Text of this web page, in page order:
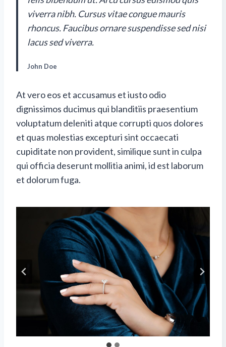
viverra nibh. Cursus vitae congue mauris
rhoncus. Faucibus ornare suspendisse sed nisi
lacus sed viverra.
John Doe
At vero eos et accusamus et iusto odio
dignissimos ducimus qui blanditiis praesentium
voluptatum deleniti atque corrupti quos dolores
et quas molestias excepturi sint occaecati
cupiditate non provident, similique sunt in culpa
qui officia deserunt mollitia animi, id est laborum
et dolorum fuga.